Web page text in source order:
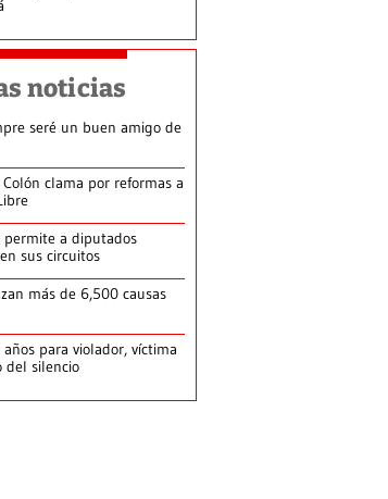
noticias
seré un buen amigo de
clama por reformas a
permite a diputados
sus circuitos
más de 6,500 causas
para violador, víctima
del silencio